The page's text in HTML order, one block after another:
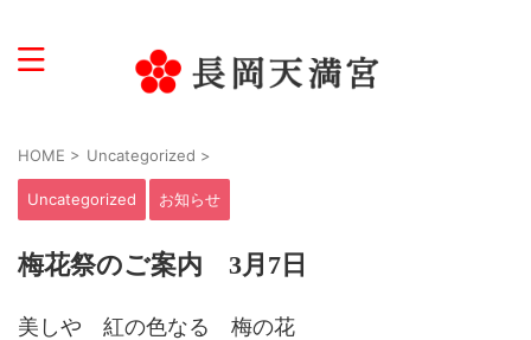
HOME > Uncategorized >
Uncategorized お知らせ
梅花祭のご案内 3月7日
美しや 紅の色なる 梅の花